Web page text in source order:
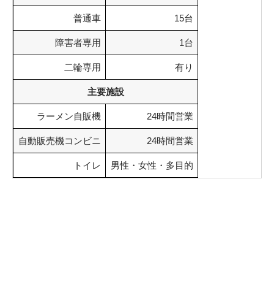
普通車 15台
障害者専用 1台
二輪専用 有り
主要施設
ラーメン自販機 24時間営業
自動販売機コンビニ 24時間営業
トイレ 男性・女性・多目的